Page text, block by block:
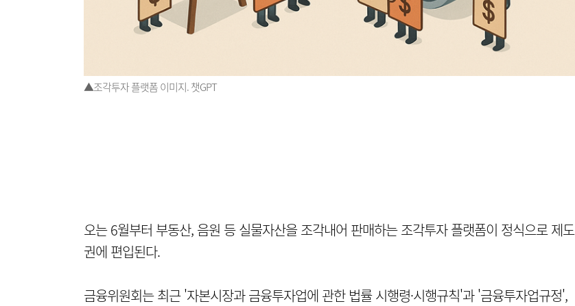
▲조각투자 플랫폼 이미지. 챗GPT
오는 6월부터 부동산, 음원 등 실물자산을 조각내어 판매하는 조각투자 플랫폼이 정식으로 제도
권에 편입된다.
금융위원회는 최근 '자본시장과 금융투자업에 관한 법률 시행령·시행규칙'과 '금융투자업규정',